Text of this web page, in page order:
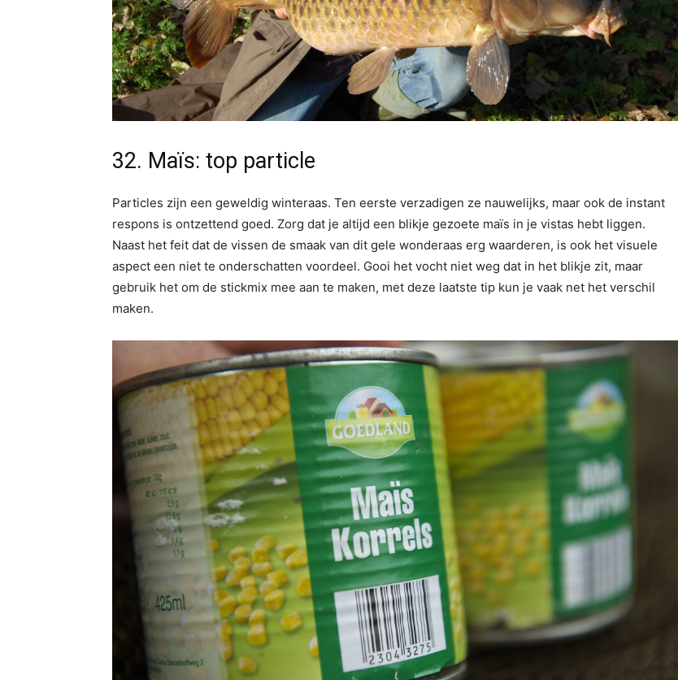
32. Maïs: top particle
Particles zijn een geweldig winteraas. Ten eerste verzadigen ze nauwelijks, maar ook de instant
respons is ontzettend goed. Zorg dat je altijd een blikje gezoete maïs in je vistas hebt liggen.
Naast het feit dat de vissen de smaak van dit gele wonderaas erg waarderen, is ook het visuele
aspect een niet te onderschatten voordeel. Gooi het vocht niet weg dat in het blikje zit, maar
gebruik het om de stickmix mee aan te maken, met deze laatste tip kun je vaak net het verschil
maken.